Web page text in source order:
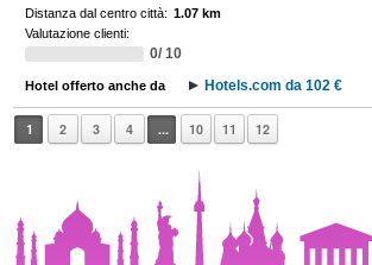
Distanza dal centro città: 1.07 km
Valutazione clienti:
0/ 10
Hotel offerto anche da Hotels.com da 102 €
1 2 3 4 ... 10 11 12